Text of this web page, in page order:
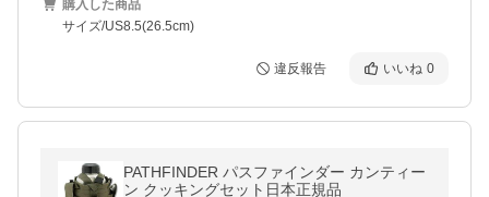
購入した商品
サイズ/US8.5(26.5cm)
違反報告 いいね 0
PATHFINDER パスファインダー カンティー
ン クッキングセット日本正規品